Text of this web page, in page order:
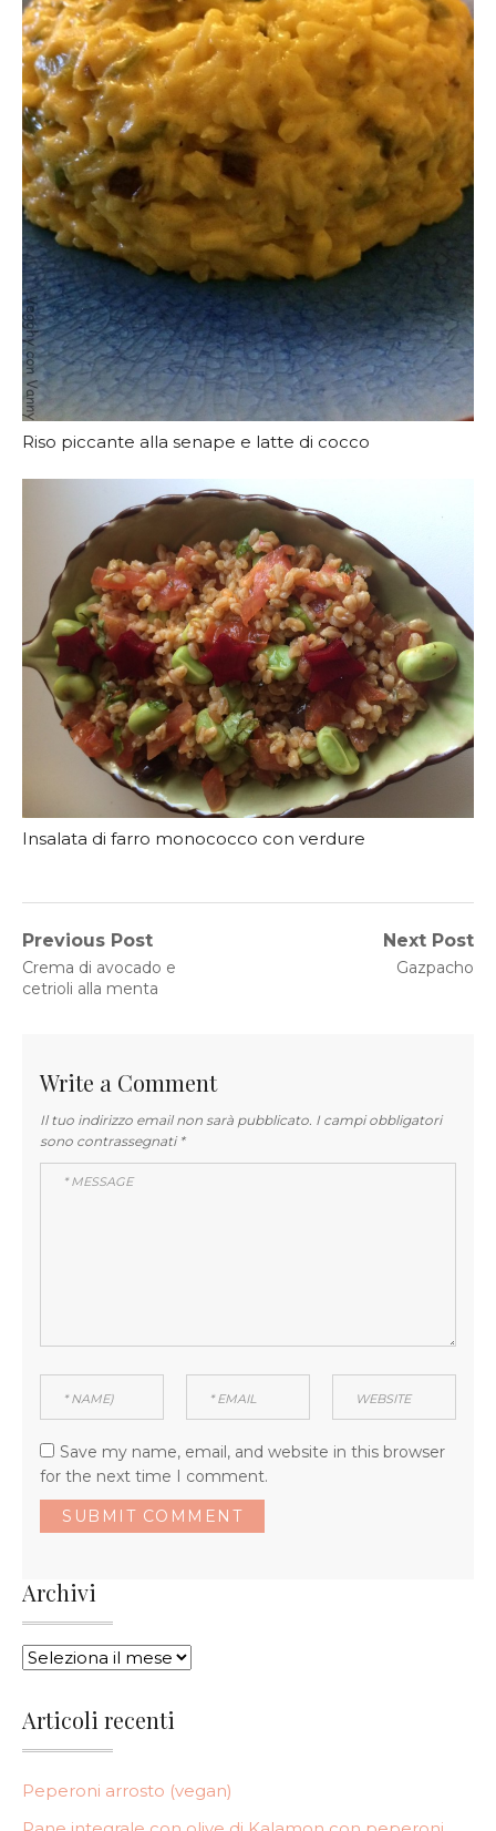
Riso piccante alla senape e latte di cocco
Insalata di farro monococco con verdure
Navigazione
articoli
Previous Post
Previous
post:
Crema di avocado e
cetrioli alla menta
Next Post
Next
Gazpacho
Write a Comment
Il tuo indirizzo email non sarà pubblicato. I campi obbligatori
sono contrassegnati *
Save my name, email, and website in this browser
for the next time I comment.
Archivi
ARCHIVI
Articoli recenti
Peperoni arrosto (vegan)